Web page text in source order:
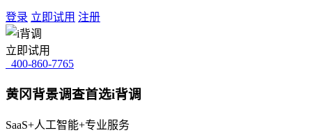
登录 立即试用 注册
立即试用
400-860-7765
黄冈背景调查首选i背调
SaaS+人工智能+专业服务